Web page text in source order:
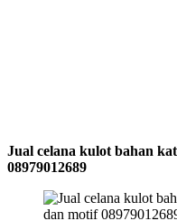
Jual celana kulot bahan
08979012689